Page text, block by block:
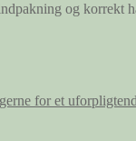
og korrekt
for et